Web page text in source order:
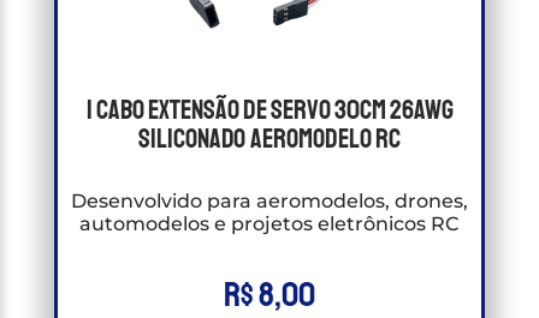
1 Cabo Extensão de Servo 30cm 26awg
Siliconado Aeromodelo RC
Desenvolvido para aeromodelos, drones,
automodelos e projetos eletrônicos RC
R$8,00